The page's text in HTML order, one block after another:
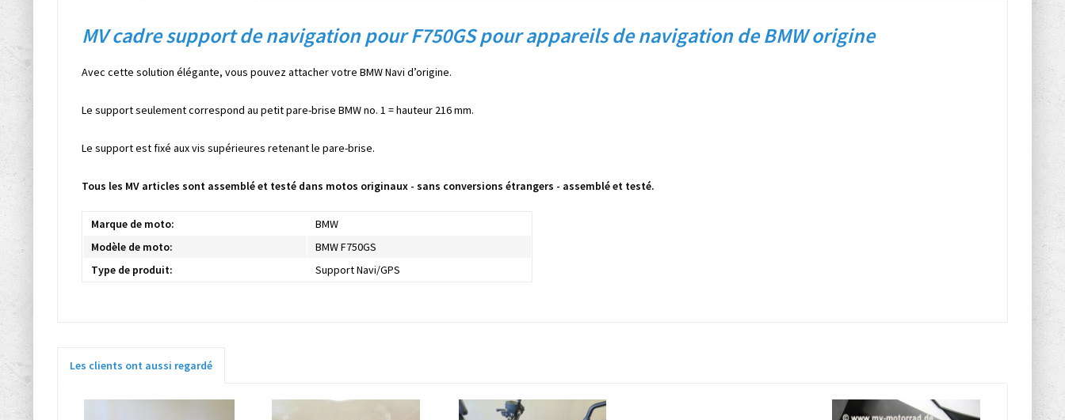
MV cadre support de navigation pour F750GS pour appareils de navigation de BMW origine
Avec cette solution élégante, vous pouvez attacher votre BMW Navi d’origine.
Le support seulement correspond au petit pare-brise BMW no. 1 = hauteur 216 mm.
Le support est fixé aux vis supérieures retenant le pare-brise.
Tous les MV articles sont assemblé et testé dans motos originaux - sans conversions étrangers - assemblé et testé.
Marque de moto:
BMW
Modèle de moto:
BMW F750GS
Type de produit:
Support Navi/GPS
Les clients ont aussi regardé